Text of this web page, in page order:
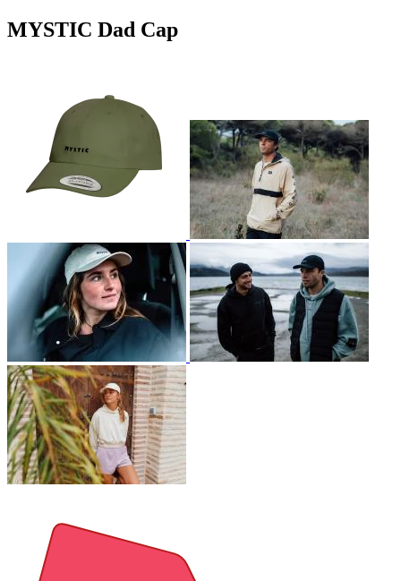
MYSTIC Dad Cap